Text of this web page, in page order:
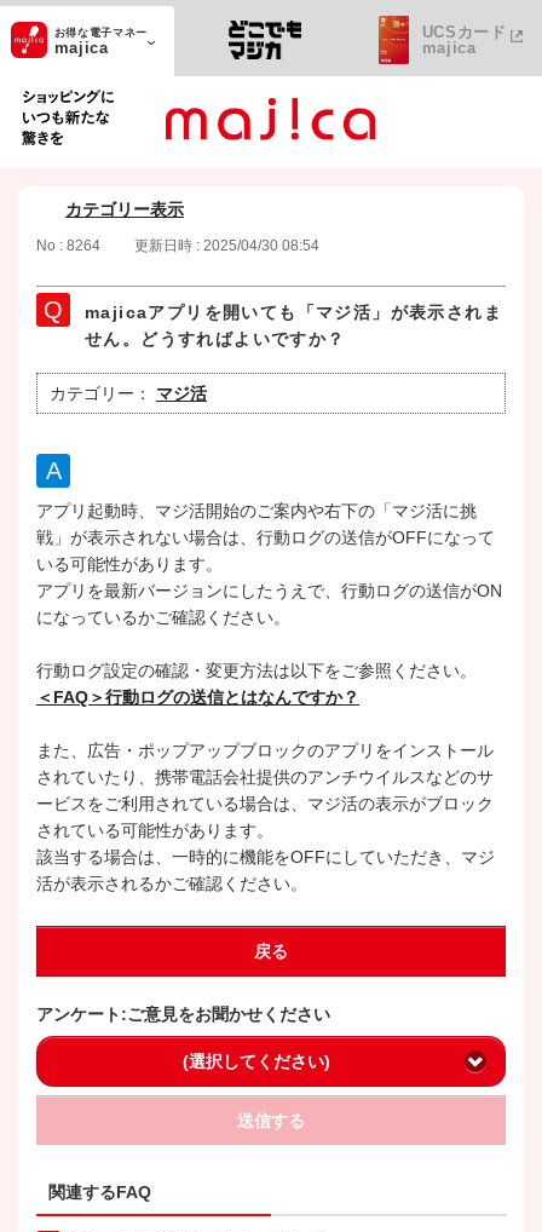
ショッピングにいつも新たな驚きを
お得な電子マネー
majica
UCSカード
majica
カテゴリー表示
No : 8264 更新日時 : 2025/04/30 08:54
majicaアプリを開いても「マジ活」が表示されま
せん。どうすればよいですか？
カテゴリー： マジ活
アプリ起動時、マジ活開始のご案内や右下の「マジ活に挑
戦」が表示されない場合は、行動ログの送信がOFFになって
いる可能性があります。
アプリを最新バージョンにしたうえで、行動ログの送信がON
になっているかご確認ください。
行動ログ設定の確認・変更方法は以下をご参照ください。
＜FAQ＞行動ログの送信とはなんですか？
また、広告・ポップアップブロックのアプリをインストール
されていたり、携帯電話会社提供のアンチウイルスなどのサ
ービスをご利用されている場合は、マジ活の表示がブロック
されている可能性があります。
該当する場合は、一時的に機能をOFFにしていただき、マジ
活が表示されるかご確認ください。
戻る
アンケート:ご意見をお聞かせください
(選択してください)
送信する
関連するFAQ